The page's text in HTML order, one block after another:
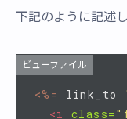
下記のように記述し
ビューファイル
<%= link_to
<i
class=